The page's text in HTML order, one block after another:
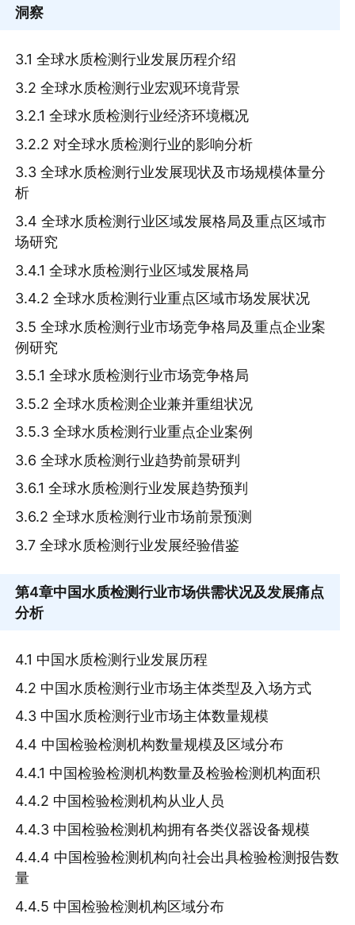
洞察
3.1 全球水质检测行业发展历程介绍
3.2 全球水质检测行业宏观环境背景
3.2.1 全球水质检测行业经济环境概况
3.2.2 对全球水质检测行业的影响分析
3.3 全球水质检测行业发展现状及市场规模体量分
析
3.4 全球水质检测行业区域发展格局及重点区域市
场研究
3.4.1 全球水质检测行业区域发展格局
3.4.2 全球水质检测行业重点区域市场发展状况
3.5 全球水质检测行业市场竞争格局及重点企业案
例研究
3.5.1 全球水质检测行业市场竞争格局
3.5.2 全球水质检测企业兼并重组状况
3.5.3 全球水质检测行业重点企业案例
3.6 全球水质检测行业趋势前景研判
3.6.1 全球水质检测行业发展趋势预判
3.6.2 全球水质检测行业市场前景预测
3.7 全球水质检测行业发展经验借鉴
第4章中国水质检测行业市场供需状况及发展痛点
分析
4.1 中国水质检测行业发展历程
4.2 中国水质检测行业市场主体类型及入场方式
4.3 中国水质检测行业市场主体数量规模
4.4 中国检验检测机构数量规模及区域分布
4.4.1 中国检验检测机构数量及检验检测机构面积
4.4.2 中国检验检测机构从业人员
4.4.3 中国检验检测机构拥有各类仪器设备规模
4.4.4 中国检验检测机构向社会出具检验检测报告数
量
4.4.5 中国检验检测机构区域分布